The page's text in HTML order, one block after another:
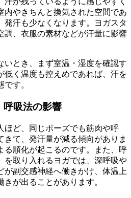
内やきちんと換気された空間であ
発汗も少なくなります。ヨガスタ
調、衣服の素材などが汗量に影響
いとき、まず室温・湿度を確認す
低く温度も控えめであれば、汗を
す。
呼吸法の影響
ほど、同じポーズでも筋肉や呼
きて、発汗量が減る傾向がありま
る順化が起こるのです。また、呼
を取り入れるヨガでは、深呼吸や
が副交感神経へ働きかけ、体温上
が出ることがあります。